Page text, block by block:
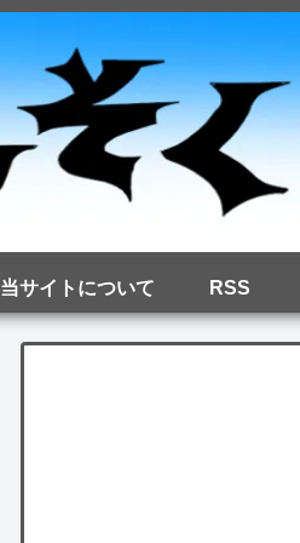
当サイトについて RSS